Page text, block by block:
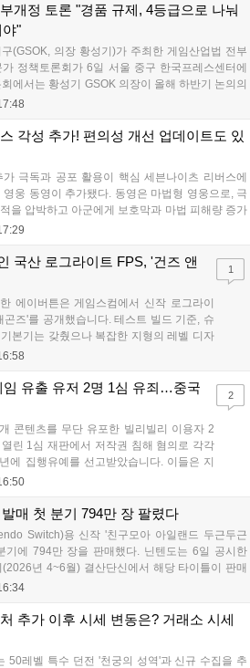
용자들의 기대를 모으고 있습니다....
개정 토론 "경품 규제, 4등급으로 나눠
야"
(GSOK, 의장 황성기)가 주최한 게임산업법 전부
정책토론회가 6일 서울 중구 한국프레스센터에
에서는 황성기 GSOK 의장이 올해 하반기 논의의
은 데 이어, 박종현 한양대 법학전문대학원 교수
각성 추가! 편의성 개선 업데이트도 있
극독과 공포 활용이 핵심 세븐나이츠 리버스에
웅 동영이 추가됐다. 동영은 마법형 영웅으로, 극
을 압박하고 아군에게 보호막과 마법 피해량 증가
이다. 패시브 황천의 동행자는 동영의 핵심이다.
국산 로그라이트 FPS, '건즈 앤
에이버튼은 게임스컴에서 신작 로그라이
곤즈'를 공개했습니다. 테스트 빌드 기준, 슈
본기는 갖췄으나 복잡한 지형의 레벨 디자
입니다. 또한, 성장 트랙의 과도한 분절과
향후 캐릭터 추가 등을 통해 게임성을 다듬
획입니다....
1
임 유출 유저 2명 1심 유죄…중국
콘텐츠를 무단 유포한 빌리빌리 이용자 2
린 1심 재판에서 저작권 침해 혐의로 각각
에 집행유예를 선고받았습니다. 이들은 지
주요 게임의 영상을 유포해 60만 회 이상의
사건임을 강조하며 향후 무단 유출에 강경
2
매 첫 분기 794만 장 팔렸다
Switch)용 신작 '친구모아 아일랜드 두근두근
기에 794만 장을 판매했다. 닌텐도는 6일 공시한
년 4~6월) 결산단신에서 해당 타이틀이 판매
다. 4월 16일 발매된 이 작품은 약 2개월 반 만에
추가 이후 시세 변동은? 거래소 시세
50레벨 특수 던전 '천궁의 성역'과 신규 수집을 추